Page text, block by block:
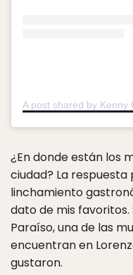
A post shared by Kenny
¿En donde están los
ciudad? La
linchamiento
dato de mis
Paraíso, una de las
encuentran en
gustaron.